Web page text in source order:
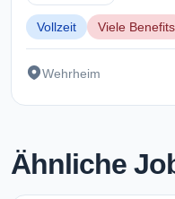
Vollzeit Viele Benefits
Wehrheim
Ähnliche